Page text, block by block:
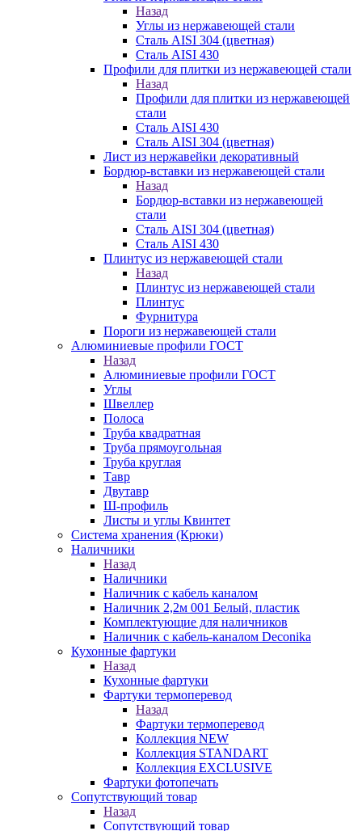
Назад
Углы из нержавеющей стали
Сталь AISI 304 (цветная)
Сталь AISI 430
Профили для плитки из нержавеющей стали
Назад
Профили для плитки из нержавеющей
стали
Сталь AISI 430
Сталь AISI 304 (цветная)
Лист из нержавейки декоративный
Бордюр-вставки из нержавеющей стали
Назад
Бордюр-вставки из нержавеющей
стали
Сталь AISI 304 (цветная)
Сталь AISI 430
Плинтус из нержавеющей стали
Назад
Плинтус из нержавеющей стали
Плинтус
Фурнитура
Пороги из нержавеющей стали
Алюминиевые профили ГОСТ
Назад
Алюминиевые профили ГОСТ
Углы
Швеллер
Полоса
Труба квадратная
Труба прямоугольная
Труба круглая
Тавр
Двутавр
Ш-профиль
Листы и углы Квинтет
Система хранения (Крюки)
Наличники
Назад
Наличники
Наличник с кабель каналом
Наличник 2,2м 001 Белый, пластик
Комплектующие для наличников
Наличник с кабель-каналом Deconika
Кухонные фартуки
Назад
Кухонные фартуки
Фартуки термоперевод
Назад
Фартуки термоперевод
Коллекция NEW
Коллекция STANDART
Коллекция EXCLUSIVE
Фартуки фотопечать
Сопутствующий товар
Назад
Сопутствующий товар